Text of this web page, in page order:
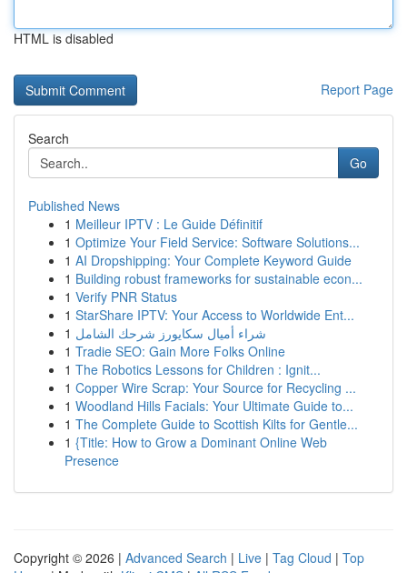
HTML is disabled
Report Page
Search
Go
Published News
1 Meilleur IPTV : Le Guide Définitif
1 Optimize Your Field Service: Software Solutions...
1 AI Dropshipping: Your Complete Keyword Guide
1 Building robust frameworks for sustainable econ...
1 Verify PNR Status
1 StarShare IPTV: Your Access to Worldwide Ent...
1 شراء أميال سكايورز شرحك الشامل
1 Tradie SEO: Gain More Folks Online
1 The Robotics Lessons for Children : Ignit...
1 Copper Wire Scrap: Your Source for Recycling ...
1 Woodland Hills Facials: Your Ultimate Guide to...
1 The Complete Guide to Scottish Kilts for Gentle...
1 {Title: How to Grow a Dominant Online Web
Presence
Copyright © 2026 | Advanced Search | Live | Tag Cloud | Top